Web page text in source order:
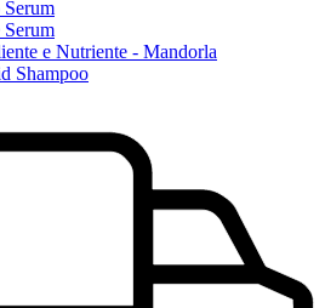
e Nutriente - Mandorla
Shampoo